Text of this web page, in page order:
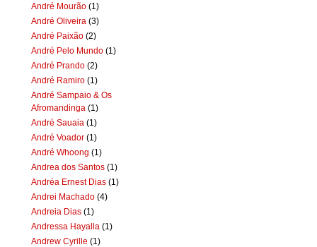
André Mourão (1)
André Oliveira (3)
André Paixão (2)
André Pelo Mundo (1)
André Prando (2)
André Ramiro (1)
André Sampaio & Os
Afromandinga (1)
André Sauaia (1)
André Voador (1)
André Whoong (1)
Andrea dos Santos (1)
Andréa Ernest Dias (1)
Andrei Machado (4)
Andreia Dias (1)
Andressa Hayalla (1)
Andrew Cyrille (1)